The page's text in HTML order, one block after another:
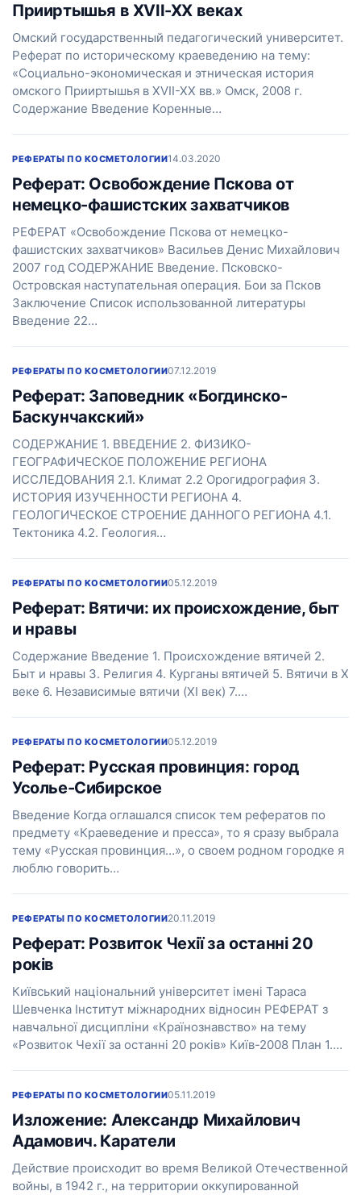
Прииртышья в ХVІІ-ХХ веках
Омский государственный педагогический университет.
Реферат по историческому краеведению на тему:
«Социально-экономическая и этническая история
омского Прииртышья в ХVІІ-ХХ вв.» Омск, 2008 г.
Содержание Введение Коренные…
РЕФЕРАТЫ ПО КОСМЕТОЛОГИИ14.03.2020
Реферат: Освобождение Пскова от
немецко-фашистских захватчиков
РЕФЕРАТ «Освобождение Пскова от немецко-
фашистских захватчиков» Васильев Денис Михайлович
2007 год СОДЕРЖАНИЕ Введение. Псковско-
Островская наступательная операция. Бои за Псков
Заключение Список использованной литературы
Введение 22…
РЕФЕРАТЫ ПО КОСМЕТОЛОГИИ07.12.2019
Реферат: Заповедник «Богдинско-
Баскунчакский»
СОДЕРЖАНИЕ 1. ВВЕДЕНИЕ 2. ФИЗИКО-
ГЕОГРАФИЧЕСКОЕ ПОЛОЖЕНИЕ РЕГИОНА
ИССЛЕДОВАНИЯ 2.1. Климат 2.2 Орогидрография 3.
ИСТОРИЯ ИЗУЧЕННОСТИ РЕГИОНА 4.
ГЕОЛОГИЧЕСКОЕ СТРОЕНИЕ ДАННОГО РЕГИОНА 4.1.
Тектоника 4.2. Геология…
РЕФЕРАТЫ ПО КОСМЕТОЛОГИИ05.12.2019
Реферат: Вятичи: их происхождение, быт
и нравы
Содержание Введение 1. Происхождение вятичей 2.
Быт и нравы 3. Религия 4. Курганы вятичей 5. Вятичи в X
веке 6. Независимые вятичи (XI век) 7.…
РЕФЕРАТЫ ПО КОСМЕТОЛОГИИ05.12.2019
Реферат: Русская провинция: город
Усолье-Сибирское
Введение Когда оглашался список тем рефератов по
предмету «Краеведение и пресса», то я сразу выбрала
тему «Русская провинция…», о своем родном городке я
люблю говорить…
РЕФЕРАТЫ ПО КОСМЕТОЛОГИИ20.11.2019
Реферат: Розвиток Чехії за останні 20
років
Київський національний університет імені Тараса
Шевченка Інститут міжнародних відносин РЕФЕРАТ з
навчальної дисципліни «Країнознавство» на тему
«Розвиток Чехії за останні 20 років» Київ-2008 План 1.…
РЕФЕРАТЫ ПО КОСМЕТОЛОГИИ05.11.2019
Изложение: Александр Михайлович
Адамович. Каратели
Действие происходит во время Великой Отечественной
войны, в 1942 г., на территории оккупированной